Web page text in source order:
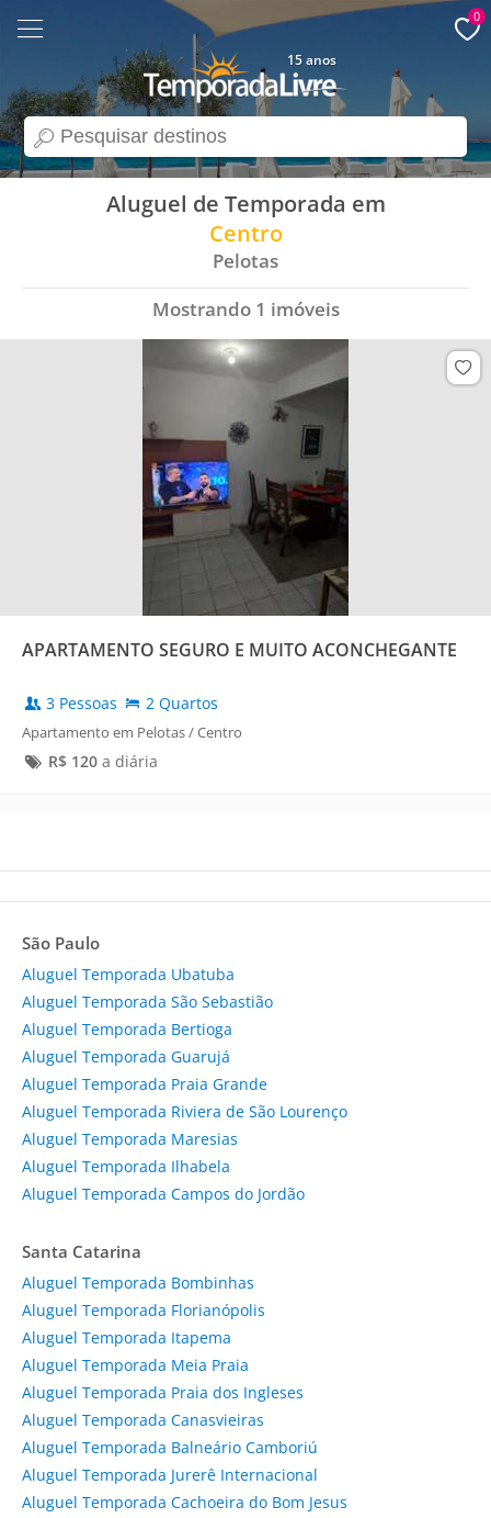
search
15 anos
0
Aluguel de Temporada em
Centro
Pelotas
Mostrando 1 imóveis
APARTAMENTO SEGURO E MUITO ACONCHEGANTE
3 Pessoas 2 Quartos
Apartamento em Pelotas / Centro
R$ 120a diária
São Paulo
Aluguel Temporada Ubatuba
Aluguel Temporada São Sebastião
Aluguel Temporada Bertioga
Aluguel Temporada Guarujá
Aluguel Temporada Praia Grande
Aluguel Temporada Riviera de São Lourenço
Aluguel Temporada Maresias
Aluguel Temporada Ilhabela
Aluguel Temporada Campos do Jordão
Santa Catarina
Aluguel Temporada Bombinhas
Aluguel Temporada Florianópolis
Aluguel Temporada Itapema
Aluguel Temporada Meia Praia
Aluguel Temporada Praia dos Ingleses
Aluguel Temporada Canasvieiras
Aluguel Temporada Balneário Camboriú
Aluguel Temporada Jurerê Internacional
Aluguel Temporada Cachoeira do Bom Jesus